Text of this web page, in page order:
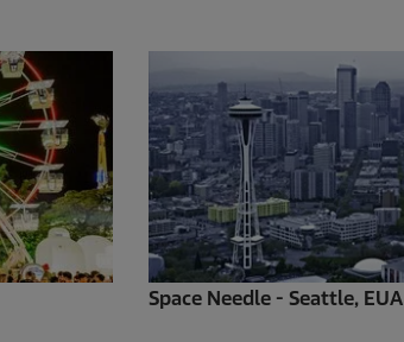
Space Needle - Seattle, EUA